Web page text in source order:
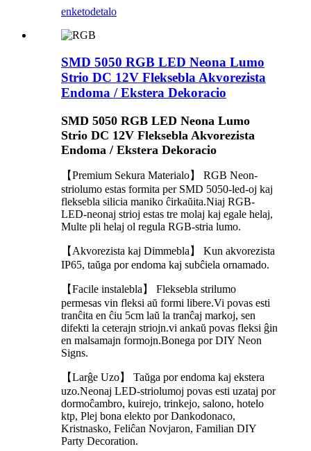
enketodetalo
SMD 5050 RGB LED Neona Lumo
Strio DC 12V Fleksebla Akvorezista
Endoma / Ekstera Dekoracio
SMD 5050 RGB LED Neona Lumo
Strio DC 12V Fleksebla Akvorezista
Endoma / Ekstera Dekoracio
【Premium Sekura Materialo】 RGB Neon-
striolumo estas formita per SMD 5050-led-oj kaj
fleksebla silicia maniko ĉirkaŭita.Niaj RGB-
LED-neonaj strioj estas tre molaj kaj egale helaj,
Multe pli helaj ol regula RGB-stria lumo.
【Akvorezista kaj Dimmebla】 Kun akvorezista
IP65, taŭga por endoma kaj subĉiela ornamado.
【Facile instalebla】 Fleksebla strilumo
permesas vin fleksi aŭ formi libere.Vi povas esti
tranĉita en ĉiu 5cm laŭ la tranĉaj markoj, sen
difekti la ceterajn striojn.vi ankaŭ povas fleksi ĝin
en malsamajn formojn.Bonega por DIY Neon
Signs.
【Larĝe Uzo】 Taŭga por endoma kaj ekstera
uzo.Neonaj LED-striolumoj povas esti uzataj por
dormoĉambro, kuirejo, trinkejo, salono, hotelo
ktp, Plej bona elekto por Dankodonaco,
Kristnasko, Feliĉan Novjaron, Familian DIY
Party Decoration.